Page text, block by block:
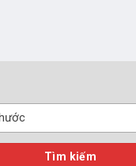
Tìm kiếm